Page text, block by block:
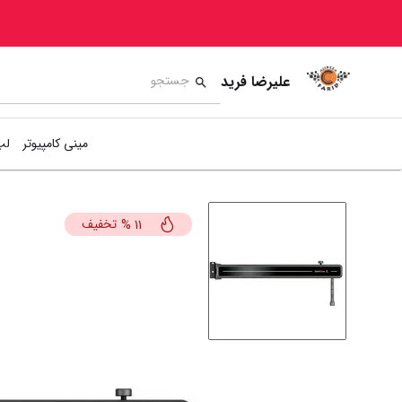
علیرضا فرید
مینی کامپیوتر
11
% تخفیف